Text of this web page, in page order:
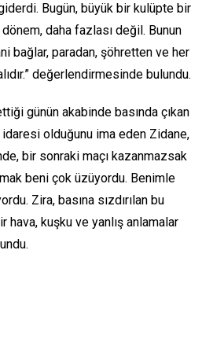
Bugün, büyük bir kulüpte bir
daha fazlası değil. Bunun
bağlar, paradan, şöhretten ve her
değerlendirmesinde bulundu.
günün akabinde basında çıkan
olduğunu ima eden Zidane,
bir sonraki maçı kazanmazsak
beni çok üzüyordu. Benimle
Zira, basına sızdırılan bu
kuşku ve yanlış anlamalar